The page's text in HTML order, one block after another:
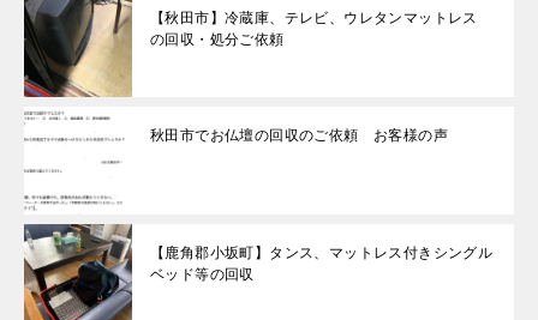
【秋田市】冷蔵庫、テレビ、ウレタンマットレス
の回収・処分ご依頼
秋田市でお仏壇の回収のご依頼 お客様の声
【鹿角郡小坂町】タンス、マットレス付きシングル
ベッド等の回収